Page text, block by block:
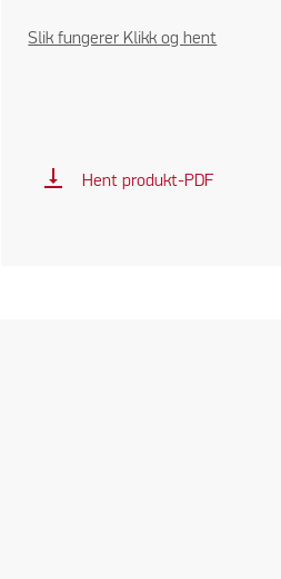
Slik fungerer Klikk og hent
vertical_align_bottom Hent produkt-PDF